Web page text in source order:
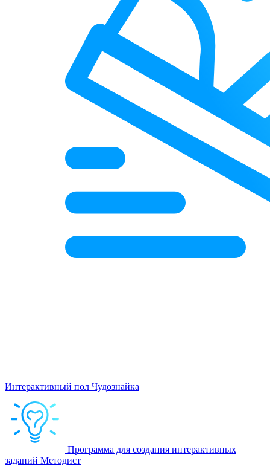
Интерактивный пол Чудознайка
Программа для создания интерактивных
заданий Методист